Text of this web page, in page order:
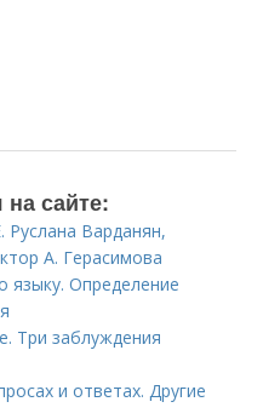
сайте:
Варданян,
А. Герасимова
языку. Определение
Три заблуждения
и ответах. Другие